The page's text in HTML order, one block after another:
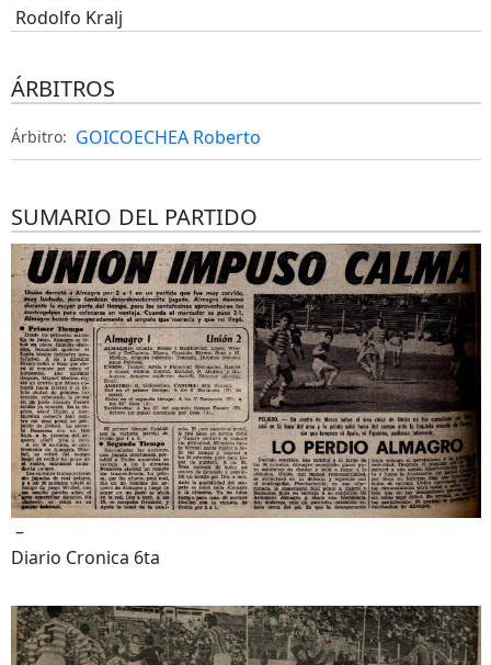
Rodolfo Kralj
ÁRBITROS
Árbitro: GOICOECHEA Roberto
SUMARIO DEL PARTIDO
–
Diario Cronica 6ta